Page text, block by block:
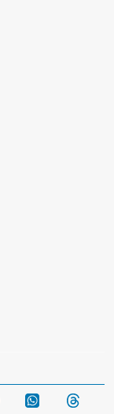
Telegram WhatsApp